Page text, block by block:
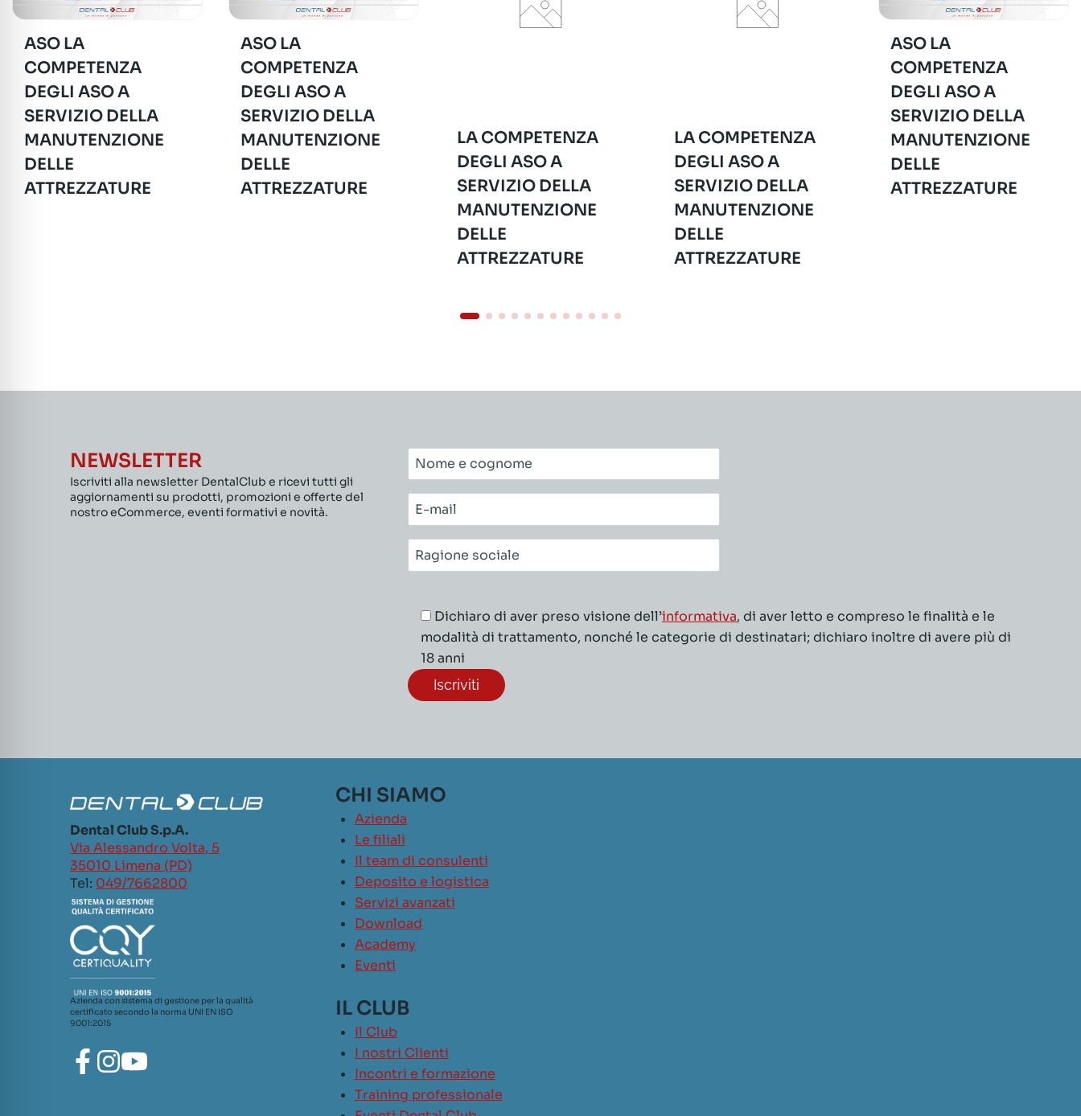
ASO LA
COMPETENZA
DEGLI ASO A
SERVIZIO DELLA
MANUTENZIONE
DELLE
ATTREZZATURE
ASO LA
COMPETENZA
DEGLI ASO A
SERVIZIO DELLA
MANUTENZIONE
DELLE
ATTREZZATURE
LA COMPETENZA
DEGLI ASO A
SERVIZIO DELLA
MANUTENZIONE
DELLE
ATTREZZATURE
LA COMPETENZA
DEGLI ASO A
SERVIZIO DELLA
MANUTENZIONE
DELLE
ATTREZZATURE
ASO LA
COMPETENZA
DEGLI ASO A
SERVIZIO DELLA
MANUTENZIONE
DELLE
ATTREZZATURE
NEWSLETTER
Iscriviti alla newsletter DentalClub e ricevi tutti gli
aggiornamenti su prodotti, promozioni e offerte del
nostro eCommerce, eventi formativi e novità.
Nome
e
cognome*
E-
mail*
Ragione
sociale*
Dichiaro di aver preso visione dell’informativa, di aver letto e compreso le finalità e le
modalità di trattamento, nonché le categorie di destinatari; dichiaro inoltre di avere più di
18 anni
Dental Club S.p.A.
Via Alessandro Volta, 5
35010 Limena (PD)
Tel: 049/7662800
Azienda con sistema di gestione per la qualità
certificato secondo la norma UNI EN ISO
9001:2015
CHI SIAMO
Azienda
Le filiali
Il team di consulenti
Deposito e logistica
Servizi avanzati
Download
Academy
Eventi
IL CLUB
Il Club
I nostri Clienti
Incontri e formazione
Training professionale